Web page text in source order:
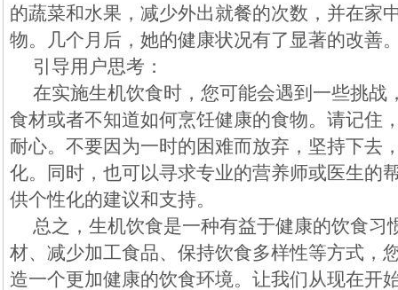
的蔬菜和水果，减少外出就餐的次数，并在家
物。几个月后，她的健康状况有了显著的改善
引导用户思考：
在实施生机饮食时，您可能会遇到一些挑战
食材或者不知道如何烹饪健康的食物。请记住
耐心。不要因为一时的困难而放弃，坚持下去
化。同时，也可以寻求专业的营养师或医生的
供个性化的建议和支持。
总之，生机饮食是一种有益于健康的饮食习
材、减少加工食品、保持饮食多样性等方式，
造一个更加健康的饮食环境。让我们从现在开